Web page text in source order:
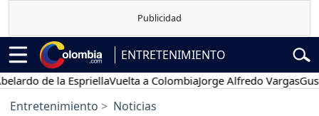
ENTRETENIMIENTO
de la EspriellaVuelta a ColombiaJorge Alfredo VargasGustavo
Entretenimiento Noticias